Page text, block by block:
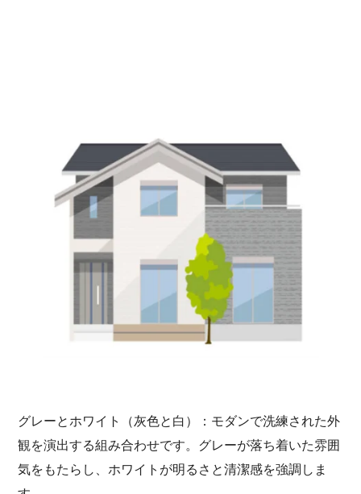
グレーとホワイト（灰色と白）：モダンで洗練された外
観を演出する組み合わせです。グレーが落ち着いた雰囲
気をもたらし、ホワイトが明るさと清潔感を強調しま